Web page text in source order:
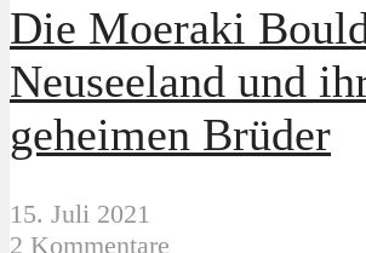
Die Moeraki
Neuseeland und
geheimen Brüder
15. Juli 2021
2 Kommentare